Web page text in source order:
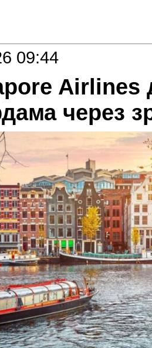
09:44
Airlines
через